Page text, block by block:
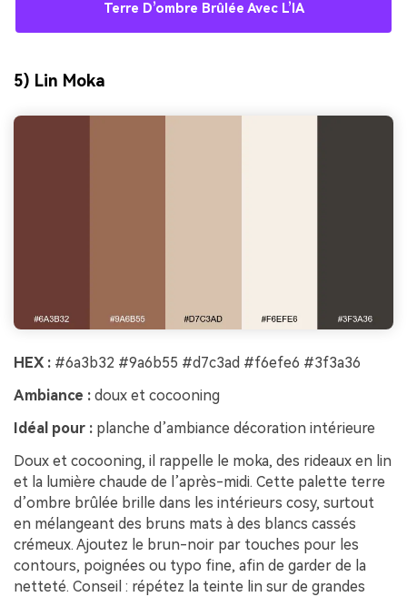
Terre D’ombre Brûlée Avec L’IA
5) Lin Moka
HEX : #6a3b32 #9a6b55 #d7c3ad #f6efe6 #3f3a36
Ambiance : doux et cocooning
Idéal pour : planche d’ambiance décoration intérieure
Doux et cocooning, il rappelle le moka, des rideaux en lin
et la lumière chaude de l’après-midi. Cette palette terre
d’ombre brûlée brille dans les intérieurs cosy, surtout
en mélangeant des bruns mats à des blancs cassés
crémeux. Ajoutez le brun-noir par touches pour les
contours, poignées ou typo fine, afin de garder de la
netteté. Conseil : répétez la teinte lin sur de grandes